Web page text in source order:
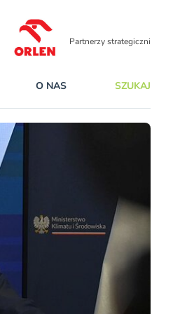
Partnerzy strategiczni
O NAS SZUKAJ